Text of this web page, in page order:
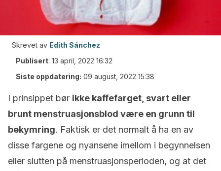
Skrevet av Edith Sánchez
Publisert: 13 april, 2022 16:32
Siste oppdatering: 09 august, 2022 15:38
I prinsippet bør ikke kaffefarget, svart eller
brunt menstruasjonsblod være en grunn til
bekymring. Faktisk er det normalt å ha en av
disse fargene og nyansene imellom i begynnelsen
eller slutten på menstruasjonsperioden, og at det